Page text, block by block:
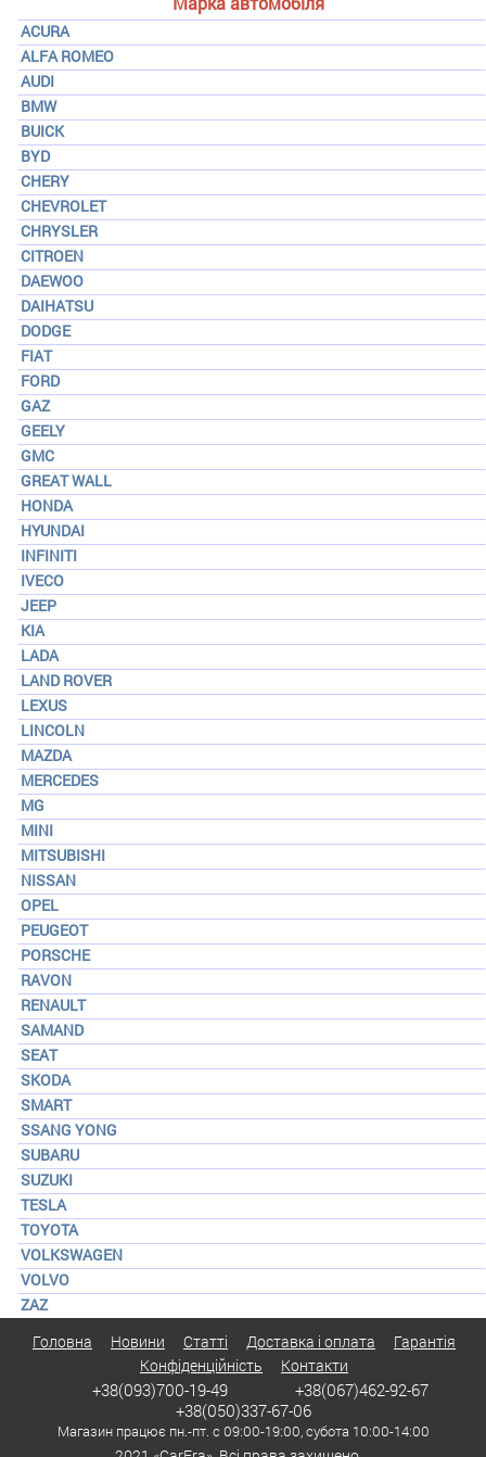
ACURA
ALFA ROMEO
AUDI
BMW
BUICK
BYD
CHERY
CHEVROLET
CHRYSLER
CITROEN
DAEWOO
DAIHATSU
DODGE
FIAT
FORD
GAZ
GEELY
GMC
GREAT WALL
HONDA
HYUNDAI
INFINITI
IVECO
JEEP
KIA
LADA
LAND ROVER
LEXUS
LINCOLN
MAZDA
MERCEDES
MG
MINI
MITSUBISHI
NISSAN
OPEL
PEUGEOT
PORSCHE
RAVON
RENAULT
SAMAND
SEAT
SKODA
SMART
SSANG YONG
SUBARU
SUZUKI
TESLA
TOYOTA
VOLKSWAGEN
VOLVO
ZAZ
Головна Новини Статті Доставка і оплата
Гарантія
Конфіденційність
Контакти
+38(093)700-19-49
+38(067)462-92-67
+38(050)337-67-06
Магазин працює пн.-пт. с 09:00-19:00, субота 10:00-14:00